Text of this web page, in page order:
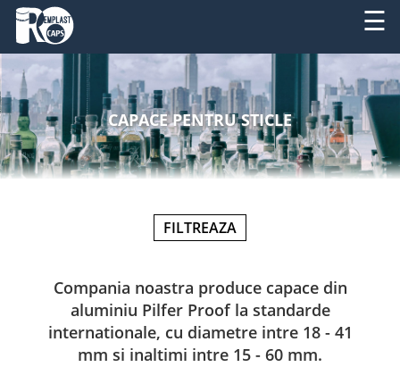
☰
RO
EN
DESPRE
NOI
PRODUSE
NOUTATI
CAPACE PENTRU STICLE
FILTREAZA
Compania noastra produce capace din
aluminiu Pilfer Proof la standarde
internationale, cu diametre intre 18 - 41
mm si inaltimi intre 15 - 60 mm.